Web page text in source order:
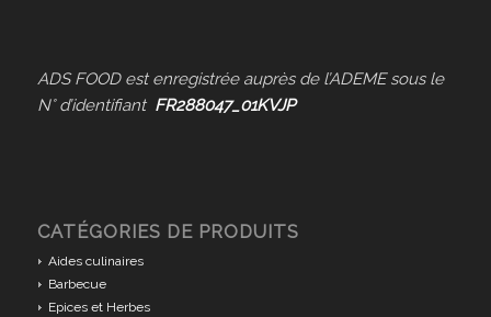
ADS FOOD est enregistrée auprès de l’ADEME sous le
N° d’identifiant FR288047_01KVJP
CATÉGORIES DE PRODUITS
Aides culinaires
Barbecue
Epices et Herbes